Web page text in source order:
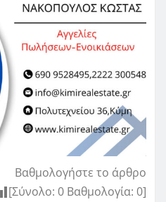
Βαθμολογήστε το άρθρο
[Σύνολο: 0 Βαθμολογία: 0]